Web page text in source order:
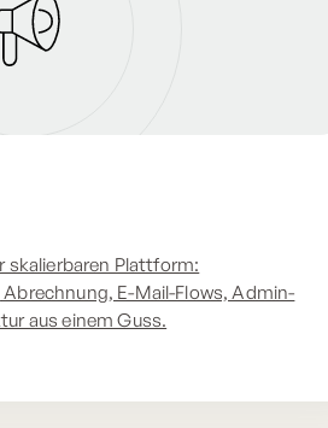
skalierbaren Plattform:
E-Mail-Flows, Admin-
aus einem Guss.